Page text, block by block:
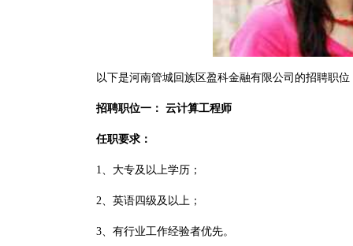
以下是河南管城回族区盈科金融有限公司的招聘职位
招聘职位一： 云计算工程师
任职要求：
1、大专及以上学历；
2、英语四级及以上；
3、有行业工作经验者优先。